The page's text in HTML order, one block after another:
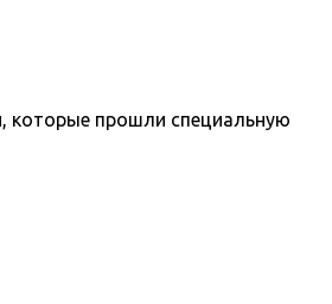
которые прошли специальную